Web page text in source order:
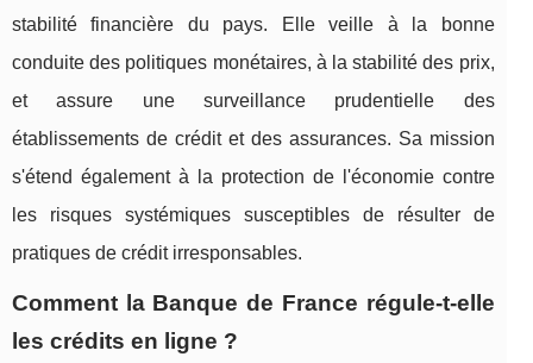
stabilité financière du pays. Elle veille à la bonne
conduite des politiques monétaires, à la stabilité des prix,
et assure une surveillance prudentielle des
établissements de crédit et des assurances. Sa mission
s'étend également à la protection de l'économie contre
les risques systémiques susceptibles de résulter de
pratiques de crédit irresponsables.
Comment la Banque de France régule-t-elle
les crédits en ligne ?